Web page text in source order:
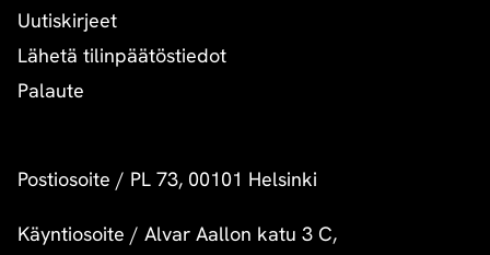
Uutiskirjeet
Lähetä tilinpäätöstiedot
Palaute
Postiosoite / PL 73, 00101 Helsinki
Käyntiosoite / Alvar Aallon katu 3 C,